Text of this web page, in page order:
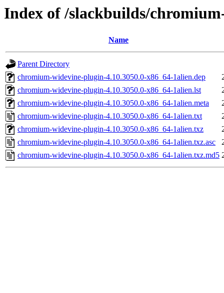
Index of /slackbuilds/
Name
Parent Directory
chromium-widevine-plugin-4.10.3050.0-x86_64-1alien.dep
chromium-widevine-plugin-4.10.3050.0-x86_64-1alien.lst
chromium-widevine-plugin-4.10.3050.0-x86_64-1alien.meta
chromium-widevine-plugin-4.10.3050.0-x86_64-1alien.txt
chromium-widevine-plugin-4.10.3050.0-x86_64-1alien.txz
chromium-widevine-plugin-4.10.3050.0-x86_64-1alien.txz.asc
chromium-widevine-plugin-4.10.3050.0-x86_64-1alien.txz.md5